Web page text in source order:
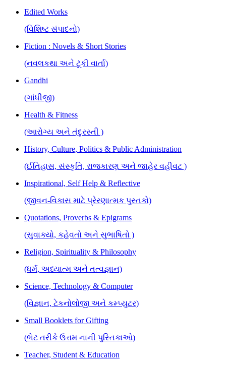
Edited Works
(વિશિષ્ટ સંપાદનો)
Fiction : Novels & Short Stories
(નવલકથા અને ટૂંકી વાર્તા)
Gandhi
(ગાંધીજી)
Health & Fitness
(આરોગ્ય અને તંદુરસ્તી )
History, Culture, Politics & Public Administration
(ઈતિહાસ, સંસ્કૃતિ, રાજકારણ અને જાહેર વહીવટ )
Inspirational, Self Help & Reflective
(જીવન-વિકાસ માટે પ્રેરણાત્મક પુસ્તકો)
Quotations, Proverbs & Epigrams
(સુવાક્યો, કહેવતો અને સુભાષિતો )
Religion, Spirituality & Philosophy
(ધર્મ, અધ્યાત્મ અને તત્વજ્ઞાન)
Science, Technology & Computer
(વિજ્ઞાન, ટેકનોલોજી અને કમ્પ્યુટર)
Small Booklets for Gifting
(ભેટ તરીકે ઉત્તમ નાની પુસ્તિકાઓ)
Teacher, Student & Education